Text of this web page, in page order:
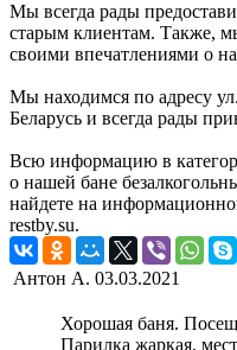
Мы всегда рады
старым клиентам. Также,
своими впечатлениями о
Мы находимся по адресу
Беларусь и всегда рады
Всю информацию в
о нашей бане
найдете на
restby.su.
Антон А. 03.03.2021
Хорошая баня.
Парилка жаркая,